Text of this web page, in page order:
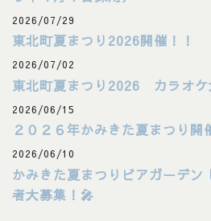
2026/07/29
東北町夏まつり2026開催！！
2026/07/02
東北町夏まつり2026 カラオケ
2026/06/15
２０２６年かみきた夏まつり開
2026/06/10
かみきた夏まつりビアガーデン
者大募集！🎤